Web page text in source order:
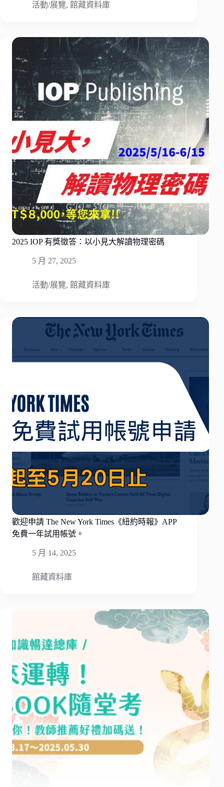
活動/展覽, 館藏資料庫
2025 IOP 有獎徵答：以小見大解讀物理密碼
5 月 27, 2025
活動/展覽, 館藏資料庫
歡迎申請 The New York Times《紐約時報》APP
免費一年試用帳號。
5 月 14, 2025
館藏資料庫